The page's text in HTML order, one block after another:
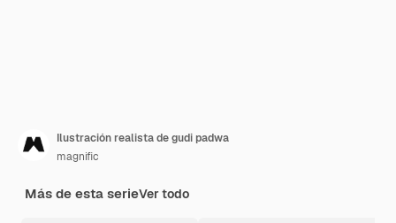
Ilustración realista de gudi padwa
magnific
Más de esta serieVer todo